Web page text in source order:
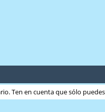
Ten en cuenta que sólo